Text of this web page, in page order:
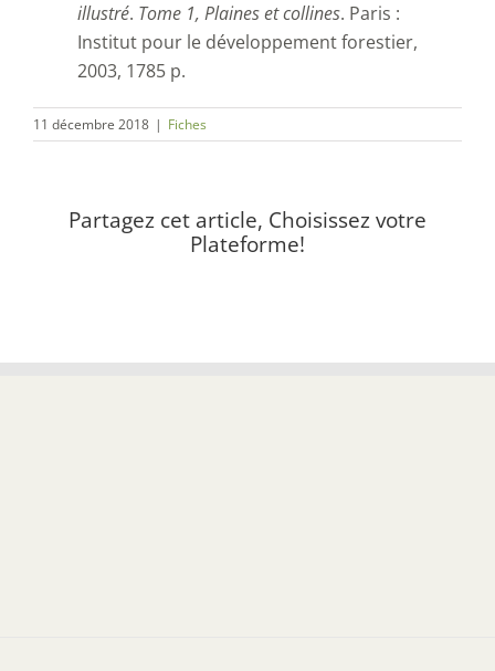
illustré. Tome 1, Plaines et collines. Paris :
Institut pour le développement forestier,
2003, 1785 p.
11 décembre 2018 | Fiches
Partagez cet article, Choisissez votre
Plateforme!